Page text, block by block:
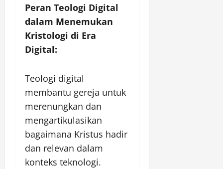
Peran Teologi Digital
dalam Menemukan
Kristologi di Era
Digital:
Teologi digital
membantu gereja untuk
merenungkan dan
mengartikulasikan
bagaimana Kristus hadir
dan relevan dalam
konteks teknologi.